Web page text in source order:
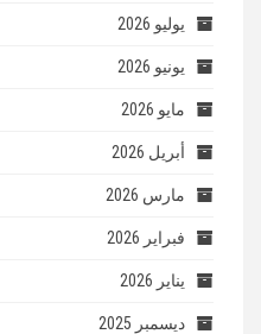
يوليو 2026
يونيو 2026
مايو 2026
أبريل 2026
مارس 2026
فبراير 2026
يناير 2026
ديسمبر 2025